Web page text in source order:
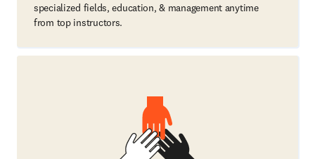
specialized fields, education, & management anytime
from top instructors.